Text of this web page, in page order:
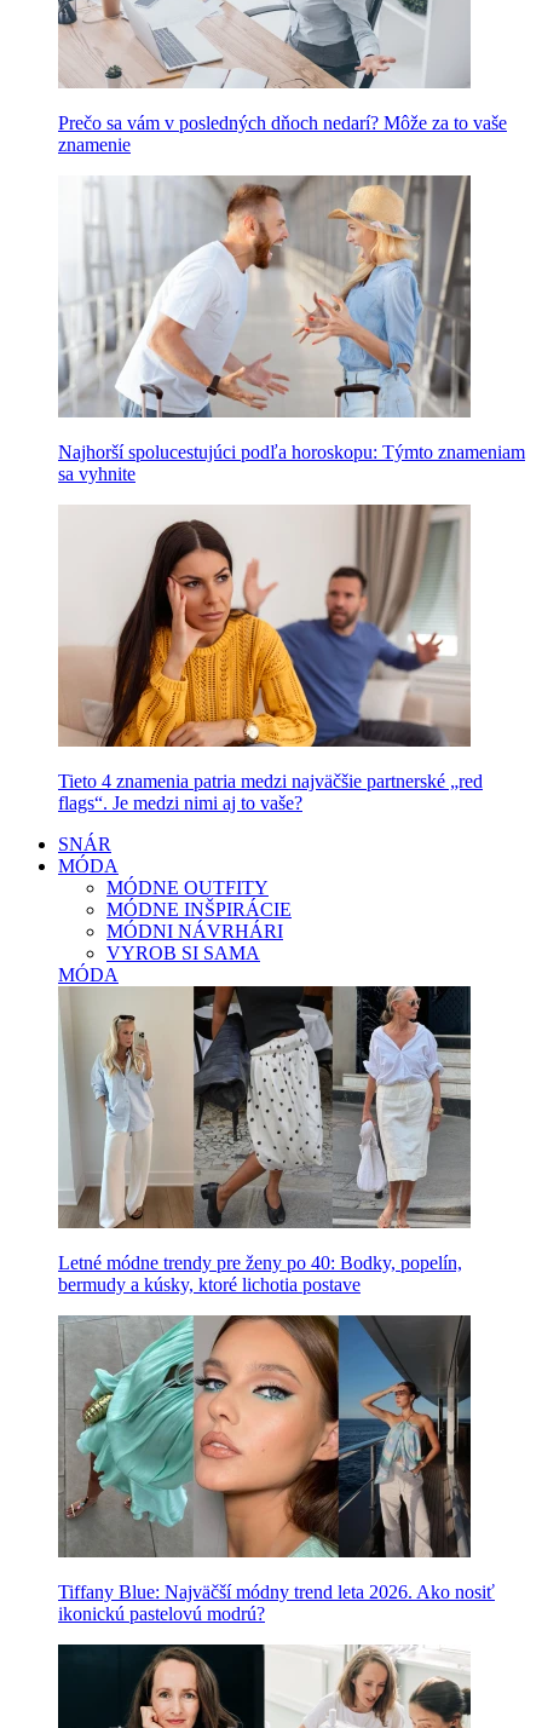
Prečo sa vám v posledných dňoch nedarí? Môže za to vaše
znamenie
Najhorší spolucestujúci podľa horoskopu: Týmto znameniam
sa vyhnite
Tieto 4 znamenia patria medzi najväčšie partnerské „red
flags“. Je medzi nimi aj to vaše?
SNÁR
MÓDA
MÓDNE OUTFITY
MÓDNE INŠPIRÁCIE
MÓDNI NÁVRHÁRI
VYROB SI SAMA
MÓDA
Letné módne trendy pre ženy po 40: Bodky, popelín,
bermudy a kúsky, ktoré lichotia postave
Tiffany Blue: Najväčší módny trend leta 2026. Ako nosiť
ikonickú pastelovú modrú?